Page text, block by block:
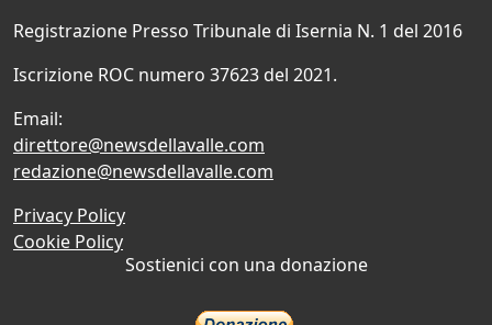
Registrazione Presso Tribunale di Isernia N. 1 del 2016
Iscrizione ROC numero 37623 del 2021.
Email:
direttore@newsdellavalle.com
redazione@newsdellavalle.com
Privacy Policy
Cookie Policy
Sostienici con una donazione